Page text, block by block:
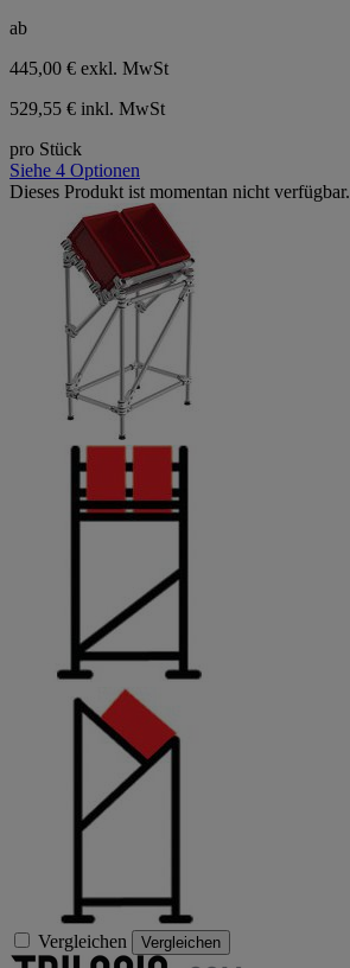
ab
445,00 € exkl. MwSt
529,55 € inkl. MwSt
pro Stück
Siehe 4 Optionen
Dieses Produkt ist momentan nicht verfügbar.
Vergleichen Vergleichen